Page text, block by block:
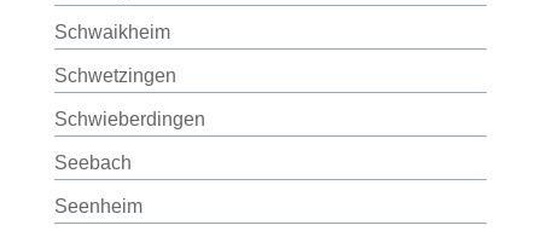
Schwaikheim
Schwetzingen
Schwieberdingen
Seebach
Seenheim